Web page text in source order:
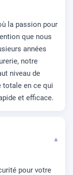
la passion pour
que nous
années
notre
niveau de
totale en ce qui
et efficace.
▾
pour votre